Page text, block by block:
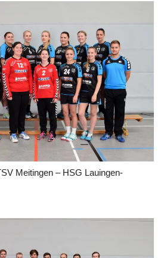
Meitingen – HSG Lauingen-